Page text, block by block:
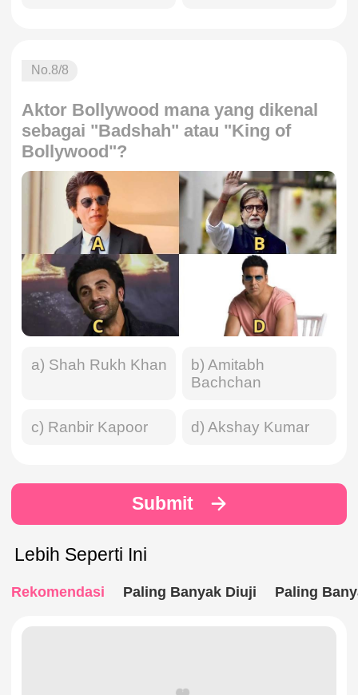
No.8/8
Aktor Bollywood mana yang dikenal
sebagai "Badshah" atau "King of
Bollywood"?
a) Shah Rukh Khan
b) Amitabh
Bachchan
c) Ranbir Kapoor d) Akshay Kumar
Submit
Lebih Seperti Ini
Rekomendasi Paling Banyak Diuji Paling